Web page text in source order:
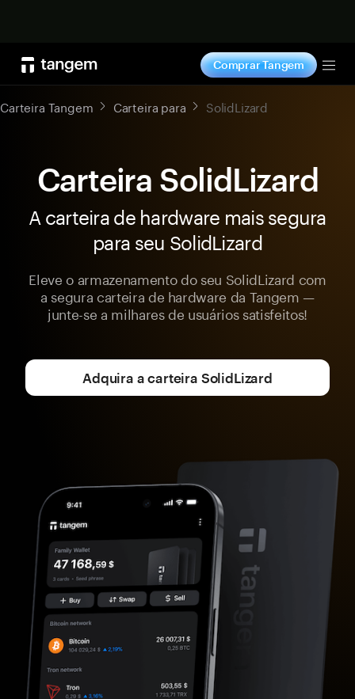
Comprar Tangem
Carteira Tangem Carteira para SolidLizard
Carteira SolidLizard
A carteira de hardware mais segura
para seu SolidLizard
Eleve o armazenamento do seu SolidLizard com
a segura carteira de hardware da Tangem —
junte-se a milhares de usuários satisfeitos!
Adquira a carteira SolidLizard